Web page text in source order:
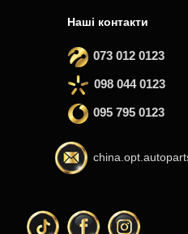
Наші контакти
073 012 0123
098 044 0123
095 795 0123